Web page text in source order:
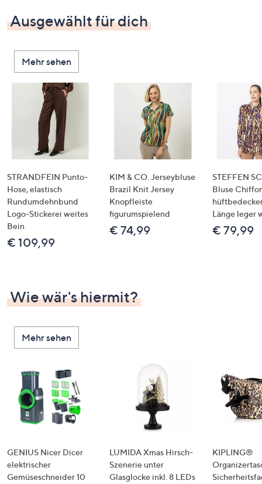
Ausgewählt für dich
Mehr sehen
STRANDFEIN Punto-
Hose, elastisch
Rundumdehnbund
Logo-Stickerei weites
Bein
€ 109,99
KIM & CO. Jerseybluse
Brazil Knit Jersey
Knopfleiste
figurumspielend
€ 74,99
STEFFEN
Bluse
Länge leger
€ 79,99
Wie wär's hiermit?
Mehr sehen
GENIUS Nicer Dicer
elektrischer
Gemüseschneider 10
LUMIDA Xmas Hirsch-
Szenerie unter
Glasglocke inkl. 8 LEDs
KIPLING®